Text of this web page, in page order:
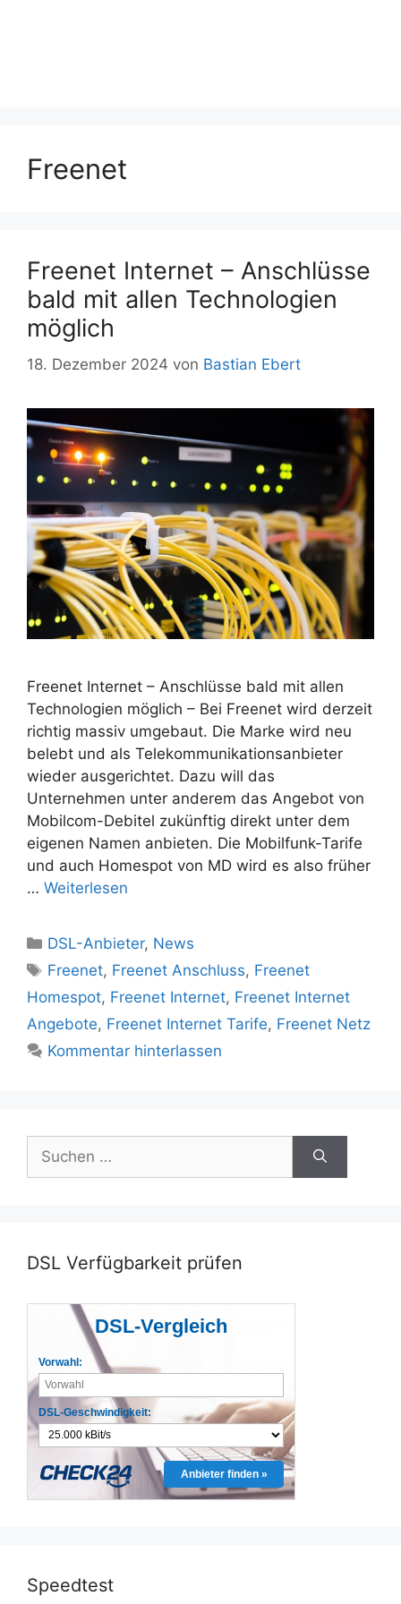
Freenet
Freenet Internet – Anschlüsse
bald mit allen Technologien
möglich
18. Dezember 2024 von Bastian Ebert
Freenet Internet – Anschlüsse bald mit allen
Technologien möglich – Bei Freenet wird derzeit
richtig massiv umgebaut. Die Marke wird neu
belebt und als Telekommunikationsanbieter
wieder ausgerichtet. Dazu will das
Unternehmen unter anderem das Angebot von
Mobilcom-Debitel zukünftig direkt unter dem
eigenen Namen anbieten. Die Mobilfunk-Tarife
und auch Homespot von MD wird es also früher
… Weiterlesen
Kategorien
DSL-Anbieter, News
Schlagwörter
Freenet, Freenet Anschluss, Freenet
Homespot, Freenet Internet, Freenet Internet
Angebote, Freenet Internet Tarife, Freenet Netz
Kommentar hinterlassen
nach:
DSL Verfügbarkeit prüfen
DSL-Vergleich
Vorwahl:
DSL-Geschwindigkeit:
Anbieter finden »
Speedtest